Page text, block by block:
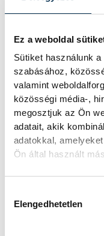
Ez a weboldal
Sütiket használunk
szabásához,
valamint
közösségi média-,
megosztjuk az Ön
adatait, akik
adatokkal,
Ön által használt
Elengedhetetlen
integrált
Dr.
alázattal
valamint